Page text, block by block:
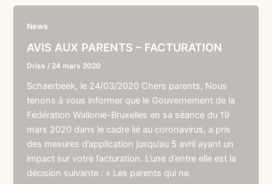
News
AVIS AUX PARENTS – FACTURATION
Driss / 24 mars 2020
Schaerbeek, le 24/03/2020 Chers parents, Nous
tenons à vous informer que le Gouvernement de la
Fédération Wallonie-Bruxelles en sa séance du 19
mars 2020 dans le cadre lié au coronavirus, a pris
des mesures d’application jusqu’au 5 avril ayant un
impact sur votre facturation. L’une d’entre elle est la
décision suivante : « Les parents qui ne